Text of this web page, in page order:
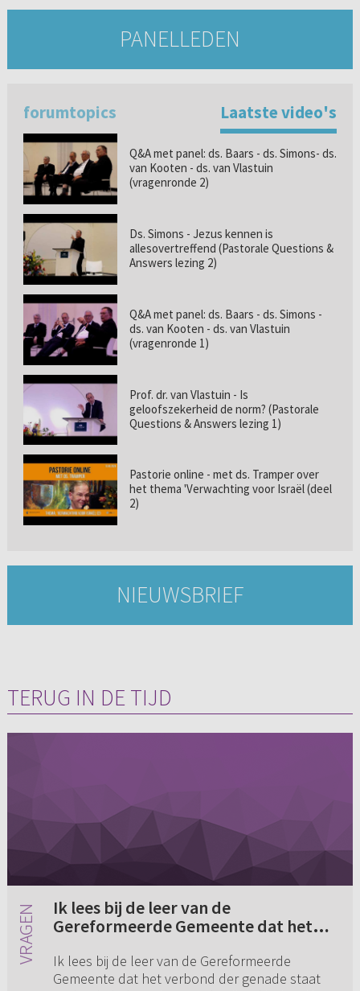
PANELLEDEN
forumtopics Laatste video's
Q&A met panel: ds. Baars - ds. Simons- ds.
van Kooten - ds. van Vlastuin
(vragenronde 2)
Ds. Simons - Jezus kennen is
allesovertreffend (Pastorale Questions &
Answers lezing 2)
Q&A met panel: ds. Baars - ds. Simons -
ds. van Kooten - ds. van Vlastuin
(vragenronde 1)
Prof. dr. van Vlastuin - Is
geloofszekerheid de norm? (Pastorale
Questions & Answers lezing 1)
Pastorie online - met ds. Tramper over
het thema 'Verwachting voor Israël (deel
2)
NIEUWSBRIEF
TERUG IN DE TIJD
Ik lees bij de leer van de
Gereformeerde Gemeente dat het
beheersing van de uitverkiezing. Hoe
wordt dit uitgewerkt in de
Ik lees bij de leer van de Gereformeerde
Gemeente dat het verbond der genade staat